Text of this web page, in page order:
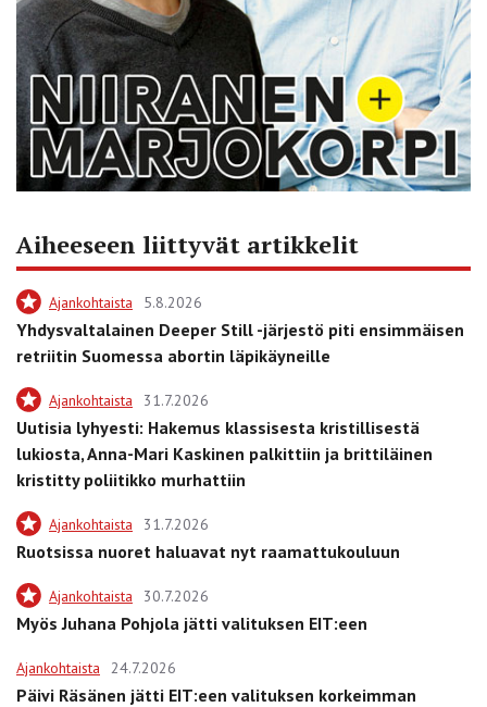
Aiheeseen liittyvät artikkelit
Ajankohtaista 5.8.2026
Yhdysvaltalainen Deeper Still -järjestö piti ensimmäisen
retriitin Suomessa abortin läpikäyneille
Ajankohtaista 31.7.2026
Uutisia lyhyesti: Hakemus klassisesta kristillisestä
lukiosta, Anna-Mari Kaskinen palkittiin ja brittiläinen
kristitty poliitikko murhattiin
Ajankohtaista 31.7.2026
Ruotsissa nuoret haluavat nyt raamattukouluun
Ajankohtaista 30.7.2026
Myös Juhana Pohjola jätti valituksen EIT:een
Ajankohtaista 24.7.2026
Päivi Räsänen jätti EIT:een valituksen korkeimman